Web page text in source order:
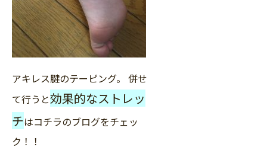
アキレス腱のテーピング。 併せ
て行うと効果的なストレッ
チはコチラのブログをチェッ
ク！！